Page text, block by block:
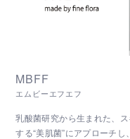
MBFF
エムビーエフエフ
乳酸菌研究から生まれた、
する“美肌菌”にアプローチ